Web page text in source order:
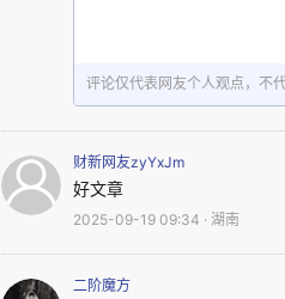
用，比如在半导体工艺里，
纹，还可以清除金属表面氧
药，从玻璃加工到汽车制造
氟酸算是一种“弱酸”，加
液。
评论仅代表网友个人观点，不
财新网友zyYxJm
好文章
2025-09-19 09:34 · 湖南
二阶魔方